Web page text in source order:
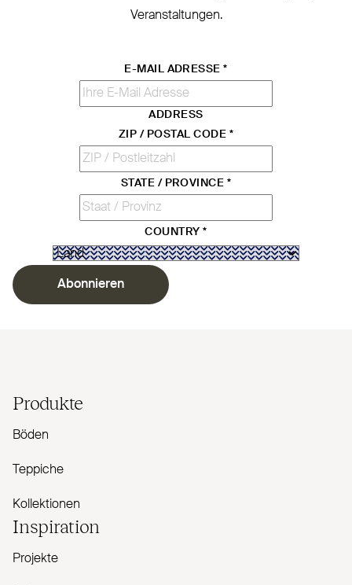
Veranstaltungen.
E-MAIL ADRESSE*
ADDRESS
ZIP / POSTAL CODE *
STATE / PROVINCE *
COUNTRY*
Abonnieren
Produkte
Böden
Teppiche
Kollektionen
Inspiration
Projekte